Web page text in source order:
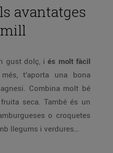
avantatges
gust dolç, i és molt fàcil
t’aporta una bona
Combina molt bé
seca. També és un
o croquetes
llegums i verdures…